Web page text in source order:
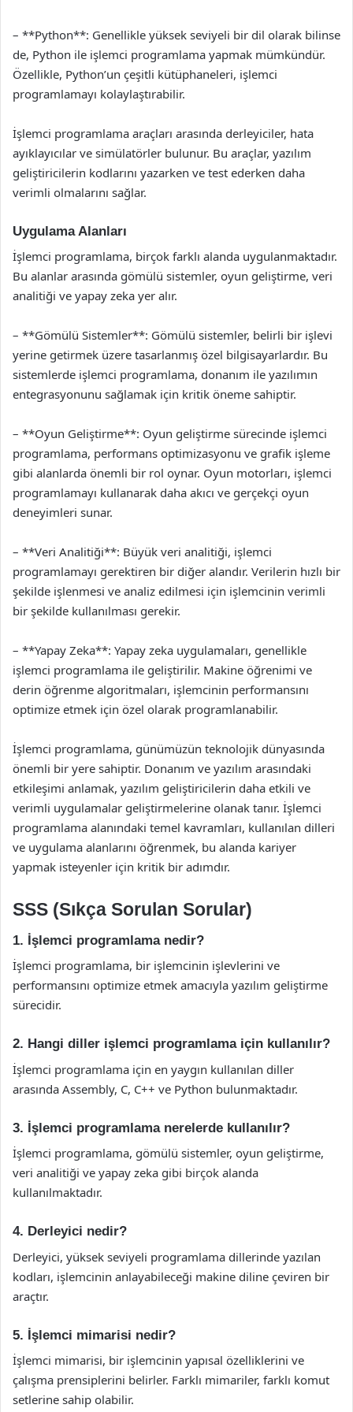
– **Python**: Genellikle yüksek seviyeli bir dil olarak bilinse
de, Python ile işlemci programlama yapmak mümkündür.
Özellikle, Python’un çeşitli kütüphaneleri, işlemci
programlamayı kolaylaştırabilir.
İşlemci programlama araçları arasında derleyiciler, hata
ayıklayıcılar ve simülatörler bulunur. Bu araçlar, yazılım
geliştiricilerin kodlarını yazarken ve test ederken daha
verimli olmalarını sağlar.
Uygulama Alanları
İşlemci programlama, birçok farklı alanda uygulanmaktadır.
Bu alanlar arasında gömülü sistemler, oyun geliştirme, veri
analitiği ve yapay zeka yer alır.
– **Gömülü Sistemler**: Gömülü sistemler, belirli bir işlevi
yerine getirmek üzere tasarlanmış özel bilgisayarlardır. Bu
sistemlerde işlemci programlama, donanım ile yazılımın
entegrasyonunu sağlamak için kritik öneme sahiptir.
– **Oyun Geliştirme**: Oyun geliştirme sürecinde işlemci
programlama, performans optimizasyonu ve grafik işleme
gibi alanlarda önemli bir rol oynar. Oyun motorları, işlemci
programlamayı kullanarak daha akıcı ve gerçekçi oyun
deneyimleri sunar.
– **Veri Analitiği**: Büyük veri analitiği, işlemci
programlamayı gerektiren bir diğer alandır. Verilerin hızlı bir
şekilde işlenmesi ve analiz edilmesi için işlemcinin verimli
bir şekilde kullanılması gerekir.
– **Yapay Zeka**: Yapay zeka uygulamaları, genellikle
işlemci programlama ile geliştirilir. Makine öğrenimi ve
derin öğrenme algoritmaları, işlemcinin performansını
optimize etmek için özel olarak programlanabilir.
İşlemci programlama, günümüzün teknolojik dünyasında
önemli bir yere sahiptir. Donanım ve yazılım arasındaki
etkileşimi anlamak, yazılım geliştiricilerin daha etkili ve
verimli uygulamalar geliştirmelerine olanak tanır. İşlemci
programlama alanındaki temel kavramları, kullanılan dilleri
ve uygulama alanlarını öğrenmek, bu alanda kariyer
yapmak isteyenler için kritik bir adımdır.
SSS (Sıkça Sorulan Sorular)
1. İşlemci programlama nedir?
İşlemci programlama, bir işlemcinin işlevlerini ve
performansını optimize etmek amacıyla yazılım geliştirme
sürecidir.
2. Hangi diller işlemci programlama için kullanılır?
İşlemci programlama için en yaygın kullanılan diller
arasında Assembly, C, C++ ve Python bulunmaktadır.
3. İşlemci programlama nerelerde kullanılır?
İşlemci programlama, gömülü sistemler, oyun geliştirme,
veri analitiği ve yapay zeka gibi birçok alanda
kullanılmaktadır.
4. Derleyici nedir?
Derleyici, yüksek seviyeli programlama dillerinde yazılan
kodları, işlemcinin anlayabileceği makine diline çeviren bir
araçtır.
5. İşlemci mimarisi nedir?
İşlemci mimarisi, bir işlemcinin yapısal özelliklerini ve
çalışma prensiplerini belirler. Farklı mimariler, farklı komut
setlerine sahip olabilir.